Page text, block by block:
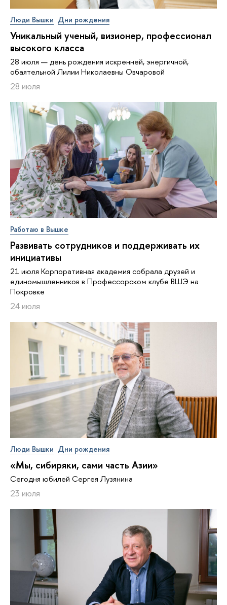
Люди Вышки Дни рождения
Уникальный ученый, визионер, про­фес­си­о­нал
высокого класса
28 июля — день рождения искренней, энергичной,
обаятельной Лилии Николаевны Овчаровой
28 июля
Работаю в Вышке
Развивать сотрудников и поддерживать их
инициативы
21 июля Корпоративная академия собрала друзей и
единомышленников в Профессорском клубе ВШЭ на
Покровке
24 июля
Люди Вышки Дни рождения
«Мы, сибиряки, сами часть Азии»
Сегодня юбилей Сергея Лузянина
23 июля